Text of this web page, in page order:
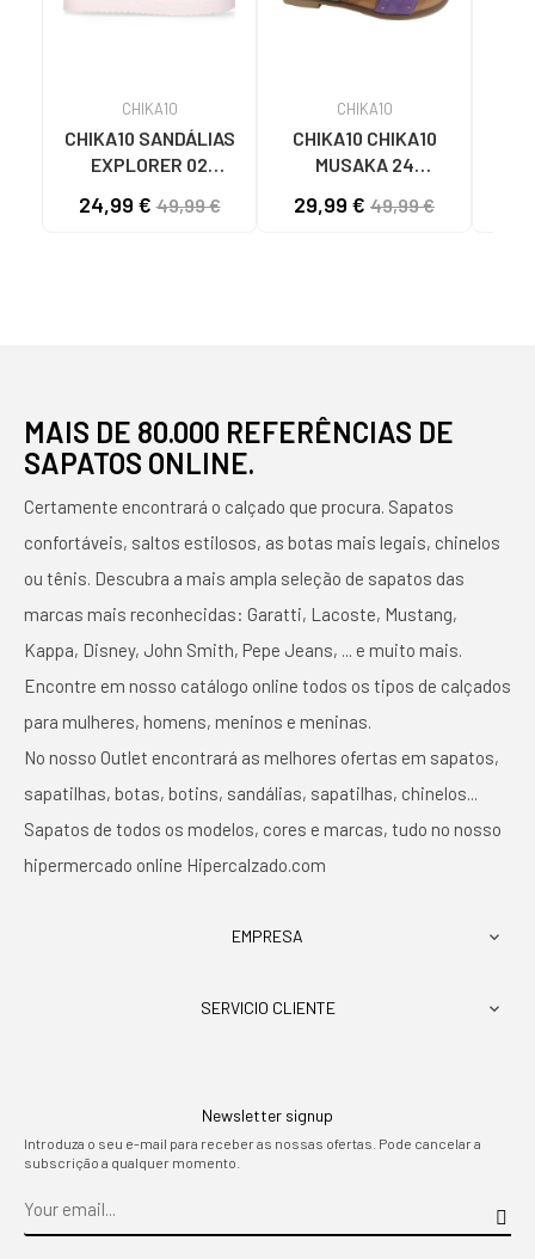
CHIKA10
CHIKA10 SANDÁLIAS
EXPLORER 02
PLATAFORMA
24,99 €49,99 €
CHIKA10
CHIKA10 CHIKA10
MUSAKA 24
MULTICOLORES
29,99 € 49,99 €
MAIS DE 80.000 REFERÊNCIAS DE
SAPATOS ONLINE.
Certamente encontrará o calçado que procura. Sapatos
confortáveis, saltos estilosos, as botas mais legais, chinelos
ou tênis. Descubra a mais ampla seleção de sapatos das
marcas mais reconhecidas: Garatti, Lacoste, Mustang,
Kappa, Disney, John Smith, Pepe Jeans, ... e muito mais.
Encontre em nosso catálogo online todos os tipos de calçados
para mulheres, homens, meninos e meninas.
No nosso Outlet encontrará as melhores ofertas em sapatos,
sapatilhas, botas, botins, sandálias, sapatilhas, chinelos...
Sapatos de todos os modelos, cores e marcas, tudo no nosso
hipermercado online Hipercalzado.com
EMPRESA 
SERVICIO CLIENTE 
Newsletter signup
Introduza o seu e-mail para receber as nossas ofertas. Pode cancelar a
subscrição a qualquer momento.